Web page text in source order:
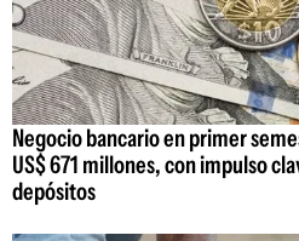
Negocio bancario en primer
US$ 671 millones, con impulso
depósitos